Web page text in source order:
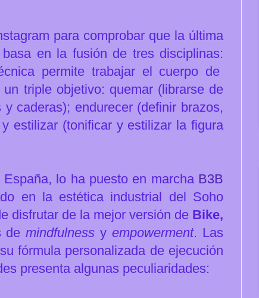
para comprobar que la última
en la fusión de tres disciplinas:
permite trabajar el cuerpo de
triple objetivo: quemar (librarse de
caderas); endurecer (definir brazos,
estilizar (tonificar y estilizar la figura
lo ha puesto en marcha B3B
en la estética industrial del Soho
disfrutar de la mejor versión de Bike,
demindfulness yempowerment. Las
fórmula personalizada de ejecución
presenta algunas peculiaridades: